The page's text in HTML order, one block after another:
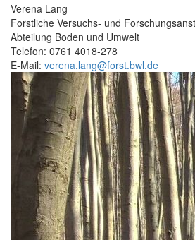
Verena Lang
Forstliche Versuchs- und
Abteilung Boden und Umwelt
Telefon: 0761 4018-278
E-Mail: verena.lang@forst.bwl.de